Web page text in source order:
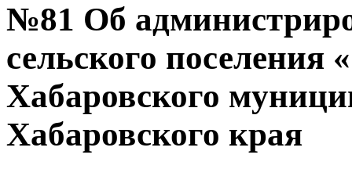
№81 Об
сельского
Хабаровского
Хабаровского края